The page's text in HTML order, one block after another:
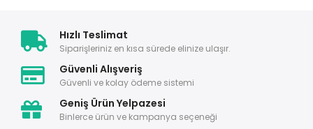
Hızlı Teslimat
Siparişleriniz en kısa sürede elinize ulaşır.
Güvenli Alışveriş
Güvenli ve kolay ödeme sistemi
Geniş Ürün Yelpazesi
Binlerce ürün ve kampanya seçeneği